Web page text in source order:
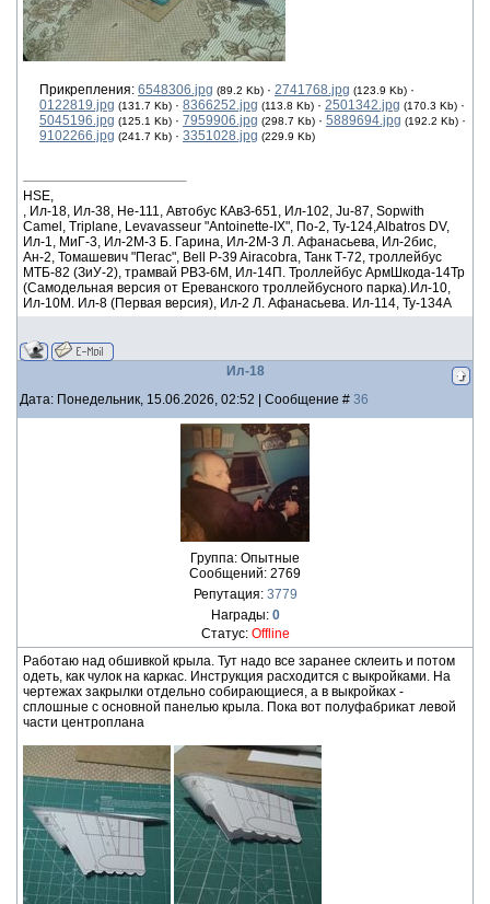
Прикрепления: 6548306.jpg (89.2 Kb) · 2741768.jpg (123.9 Kb) ·
0122819.jpg (131.7 Kb) · 8366252.jpg (113.8 Kb) · 2501342.jpg (170.3 Kb) ·
5045196.jpg (125.1 Kb) · 7959906.jpg (298.7 Kb) · 5889694.jpg (192.2 Kb) ·
9102266.jpg (241.7 Kb) · 3351028.jpg (229.9 Kb)
HSE,
, Ил-18, Ил-38, He-111, Автобус КАвЗ-651, Ил-102, Ju-87, Sopwith
Camel, Triplane, Levavasseur "Antoinette-IX", По-2, Ту-124,Albatros DV,
Ил-1, МиГ-3, Ил-2М-3 Б. Гарина, Ил-2М-3 Л. Афанасьева, Ил-2бис,
Ан-2, Томашевич "Пегас", Bell P-39 Airacobra, Танк Т-72, троллейбус
МТБ-82 (ЗиУ-2), трамвай РВЗ-6М, Ил-14П. Троллейбус АрмШкода-14Тр
(Самодельная версия от Ереванского троллейбусного парка).Ил-10,
Ил-10М. Ил-8 (Первая версия), Ил-2 Л. Афанасьева. Ил-114, Ту-134А
Ил-18
Дата: Понедельник, 15.06.2026, 02:52 | Сообщение # 36
Группа: Опытные
Сообщений: 2769
Репутация: 3779
Награды: 0
Статус: Offline
Работаю над обшивкой крыла. Тут надо все заранее склеить и потом
одеть, как чулок на каркас. Инструкция расходится с выкройками. На
чертежах закрылки отдельно собирающиеся, а в выкройках -
сплошные с основной панелью крыла. Пока вот полуфабрикат левой
части центроплана